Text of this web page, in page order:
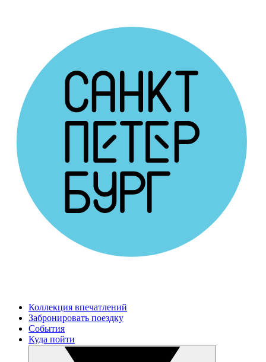
Коллекция впечатлений
Забронировать поездку
События
Куда пойти